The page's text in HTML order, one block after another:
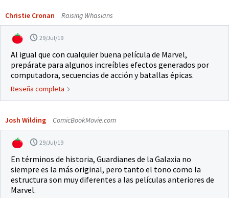
Christie Cronan Raising Whasians
29/Jul/19
Al igual que con cualquier buena película de Marvel,
prepárate para algunos increíbles efectos generados por
computadora, secuencias de acción y batallas épicas.
Reseña completa
Josh Wilding ComicBookMovie.com
29/Jul/19
En términos de historia, Guardianes de la Galaxia no
siempre es la más original, pero tanto el tono como la
estructura son muy diferentes a las películas anteriores de
Marvel.